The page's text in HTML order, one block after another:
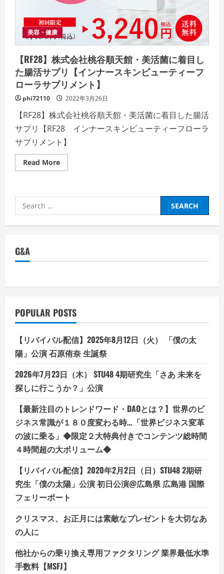
美容・健康
【RF28】株式会社桃谷順天館・美活菌に着目し
た腸活サプリ【インナースキンビューティーフ
ローラサプリメント】
phi72110 2022年3月26日
【RF28】株式会社桃谷順天館・美活菌に着目した腸活
サプリ【RF28 インナースキンビューティーフローラ
サプリメント】
Read MoreRead
more
式
桃
谷
活
目
腸
活
サ
リ
【イ
ン
ナ
ー
ス
キ
ン
ビ
ュ
ー
テ
ィ
ー
フ
ロ
ー
ラ
サ
プ
リ
メ
ン
ト】
Search
for:
G&A
POPULAR POSTS
【リバイバル配信】2025年8月12日（火） 「僕の太
陽」公演 石原侑奈 生誕祭
2026年7月23日（木） STU48 4期研究生「さあ 未来を
探しに行こうか？」公演
【最新注目のトレンドワード・DAOとは？】世界のビ
ジネス常識が１８０度変わる時…「世界ビジネス変革
の波に乗る」◆限定２大特典付きでコンテンツ総時間
４時間超の大ボリューム◆
【リバイバル配信】2020年2月2日（日）STU48 2期研
究生「僕の太陽」公演 初日公演@広島県 広島港 国際
フェリーポート
クリスマス、お正月には素敵なプレゼントを大切なあ
の人に
他社からの乗り換え専用ファクタリング 業界最低水準
手数料【MSFJ】